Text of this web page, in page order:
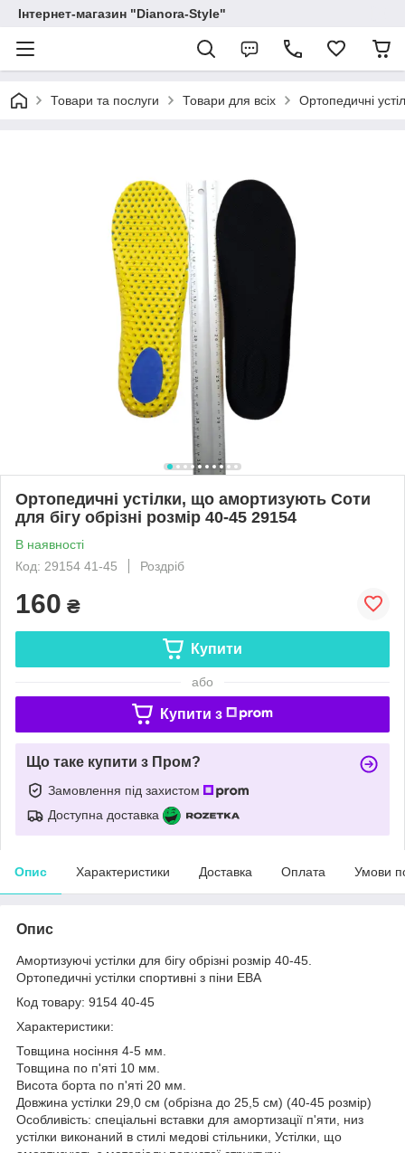
Інтернет-магазин "Dianora-Style"
Товари та послуги Товари для всіх Ортопедичні
Ортопедичні устілки, що амортизують Соти
для бігу обрізні розмір 40-45 29154
В наявності
Код: 29154 41-45
Роздріб
160 ₴
Купити
або
Купити з
Що таке купити з Пром?
Замовлення під захистом
Доступна доставка
Опис Характеристики Доставка Оплата Умови
Опис
Амортизуючі устілки для бігу обрізні розмір 40-45.
Ортопедичні устілки спортивні з піни ЕВА
Код товару: 9154 40-45
Характеристики:
Товщина носіння 4-5 мм.
Товщина по п'яті 10 мм.
Висота борта по п'яті 20 мм.
Довжина устілки 29,0 см (обрізна до 25,5 см) (40-45 розмір)
Особливість: спеціальні вставки для амортизації п'яти, низ
устілки виконаний в стилі медові стільники, Устілки, що